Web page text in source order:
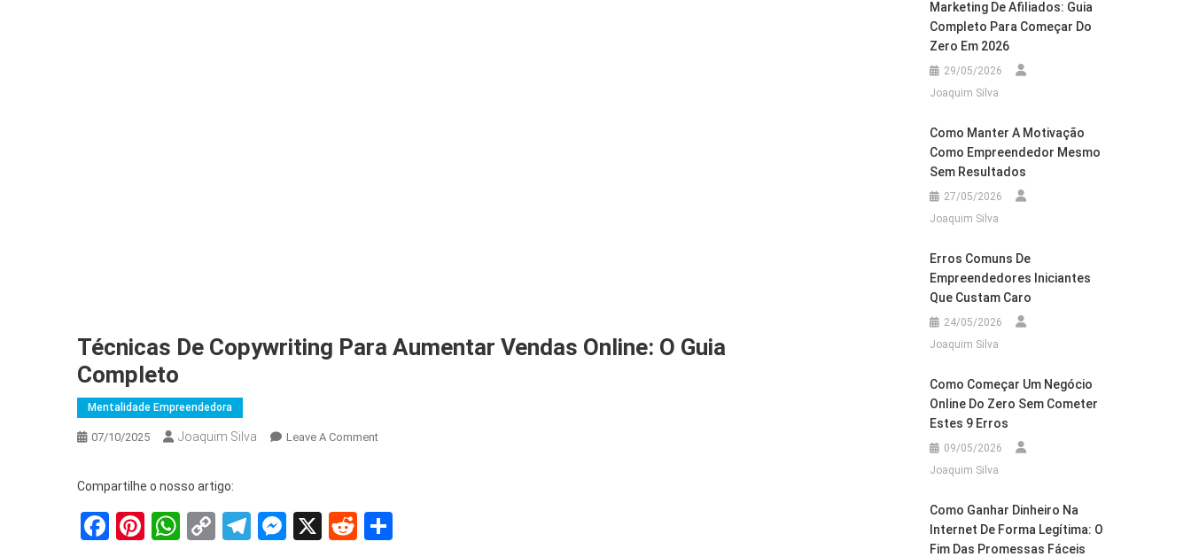
Técnicas De Copywriting Para Aumentar Vendas Online: O Guia
Completo
Mentalidade Empreendedora
07/10/2025 Joaquim Silva Leave A CommentOn
Para
Aumentar
Compartilhe o nosso artigo:
Facebook
Pinterest
WhatsApp
CopyTelegram
Messenger
X Reddit
Marketing De Afiliados: Guia
Completo Para Começar Do
Zero Em 2026
29/05/2026
Joaquim Silva
Como Manter A Motivação
Como Empreendedor Mesmo
Sem Resultados
27/05/2026
Joaquim Silva
Erros Comuns De
Empreendedores Iniciantes
Que Custam Caro
24/05/2026
Joaquim Silva
Como Começar Um Negócio
Online Do Zero Sem Cometer
Estes 9 Erros
09/05/2026
Joaquim Silva
Como Ganhar Dinheiro Na
Internet De Forma Legítima: O
Fim Das Promessas Fáceis